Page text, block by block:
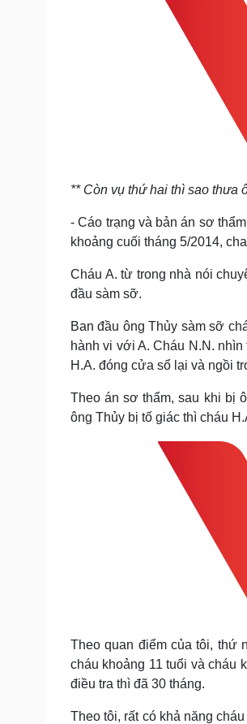
** Còn vụ thứ hai thì sao thưa
- Cáo trạng và bản án sơ
khoảng cuối tháng 5/2014,
Cháu A. từ trong nhà nói
đầu sàm sỡ.
Ban đầu ông Thủy sàm sỡ
hành vi với A. Cháu N.N.
H.A. đóng cửa sổ lại và ngồi
Theo án sơ thẩm, sau khi bị
ông Thủy bị tố giác thì cháu
Theo quan điểm của tôi, thứ
cháu khoảng 11 tuổi và cháu
điều tra thì đã 30 tháng.
Theo tôi, rất có khả năng